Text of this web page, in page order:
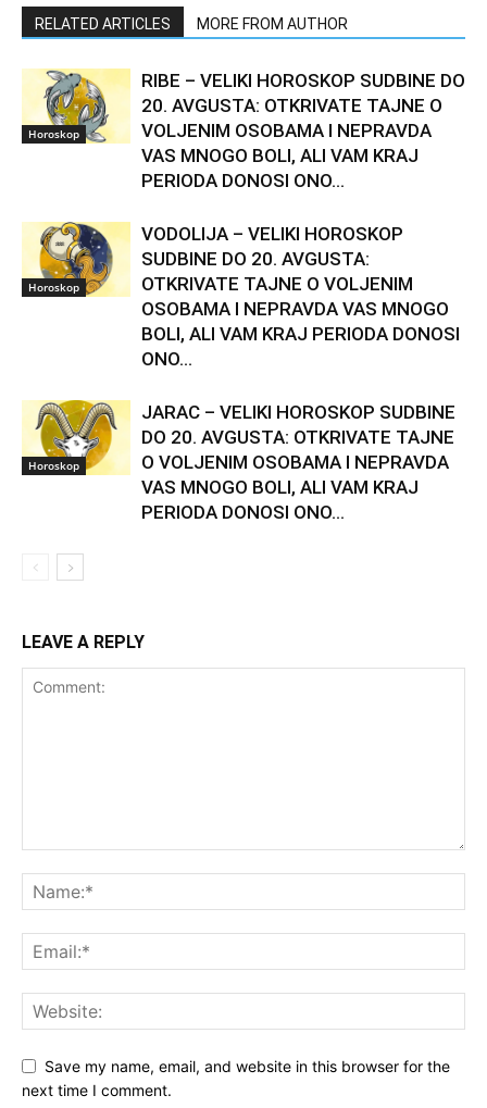
RELATED ARTICLES MORE FROM AUTHOR
Horoskop
RIBE – VELIKI HOROSKOP SUDBINE DO
20. AVGUSTA: OTKRIVATE TAJNE O
VOLJENIM OSOBAMA I NEPRAVDA
VAS MNOGO BOLI, ALI VAM KRAJ
PERIODA DONOSI ONO...
Horoskop
VODOLIJA – VELIKI HOROSKOP
SUDBINE DO 20. AVGUSTA:
OTKRIVATE TAJNE O VOLJENIM
OSOBAMA I NEPRAVDA VAS MNOGO
BOLI, ALI VAM KRAJ PERIODA DONOSI
ONO...
Horoskop
JARAC – VELIKI HOROSKOP SUDBINE
DO 20. AVGUSTA: OTKRIVATE TAJNE
O VOLJENIM OSOBAMA I NEPRAVDA
VAS MNOGO BOLI, ALI VAM KRAJ
PERIODA DONOSI ONO...
LEAVE A REPLY
Save my name, email, and website in this browser for the
next time I comment.